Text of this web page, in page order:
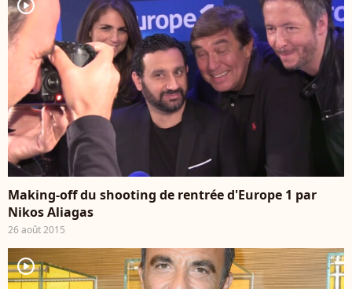
player2
Making-off du shooting de rentrée d'Europe 1 par
Nikos Aliagas
26 août 2015
player2